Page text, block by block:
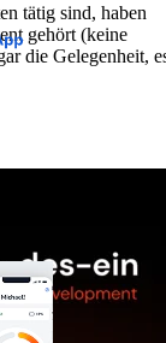
tätig sind, haben
gehört (keine
die Gelegenheit,